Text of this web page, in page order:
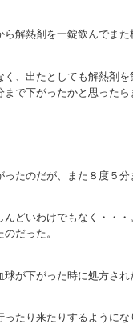
解熱剤を一錠飲んでまた
、出たとしても解熱剤
で下がったかと思った
たのだが、また８度５
どいわけでもなく・・
だった。
球が下がった時に処方さ
たり来たりするように